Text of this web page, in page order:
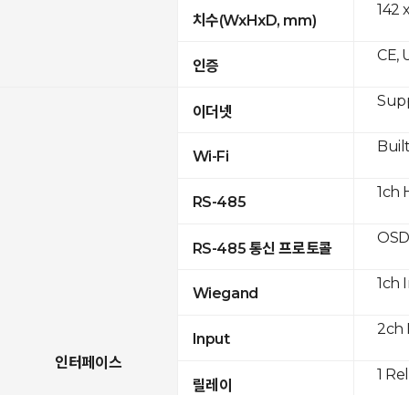
치수(WxHxD, mm)
인증
인터페이스
이더넷
Wi-Fi
RS-485
RS-485 통신 프로토콜
Wiegand
Input
릴레이
142
CE,
1ch
1ch
2ch
1